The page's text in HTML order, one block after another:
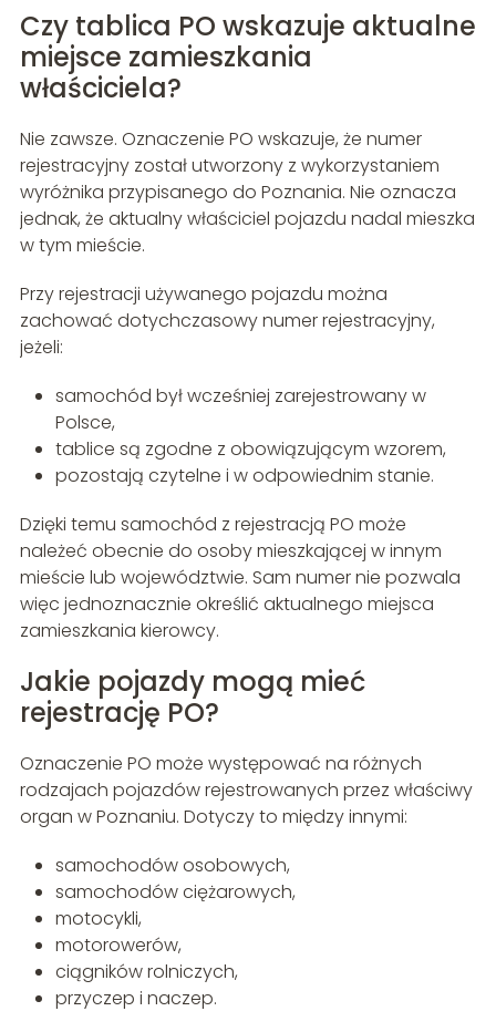
Czy tablica PO wskazuje aktualne
miejsce zamieszkania
właściciela?
Nie zawsze. Oznaczenie PO wskazuje, że numer
rejestracyjny został utworzony z wykorzystaniem
wyróżnika przypisanego do Poznania. Nie oznacza
jednak, że aktualny właściciel pojazdu nadal mieszka
w tym mieście.
Przy rejestracji używanego pojazdu można
zachować dotychczasowy numer rejestracyjny,
jeżeli:
samochód był wcześniej zarejestrowany w
Polsce,
tablice są zgodne z obowiązującym wzorem,
pozostają czytelne i w odpowiednim stanie.
Dzięki temu samochód z rejestracją PO może
należeć obecnie do osoby mieszkającej w innym
mieście lub województwie. Sam numer nie pozwala
więc jednoznacznie określić aktualnego miejsca
zamieszkania kierowcy.
Jakie pojazdy mogą mieć
rejestrację PO?
Oznaczenie PO może występować na różnych
rodzajach pojazdów rejestrowanych przez właściwy
organ w Poznaniu. Dotyczy to między innymi:
samochodów osobowych,
samochodów ciężarowych,
motocykli,
motorowerów,
ciągników rolniczych,
przyczep i naczep.